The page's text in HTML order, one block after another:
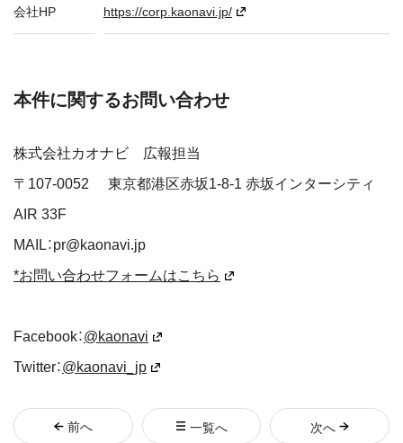
会社HP https://corp.kaonavi.jp/
本件に関するお問い合わせ
株式会社カオナビ 広報担当
〒 107-0052
東京都港区赤坂1-8-1 赤坂インターシティ
AIR 33F
MAIL：pr@kaonavi.jp
*お問い合わせフォームはこちら
Facebook：@kaonavi
Twitter：@kaonavi_jp
前へ 一覧へ 次へ